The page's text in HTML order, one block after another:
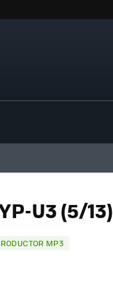
U3 (5/13)
MP3